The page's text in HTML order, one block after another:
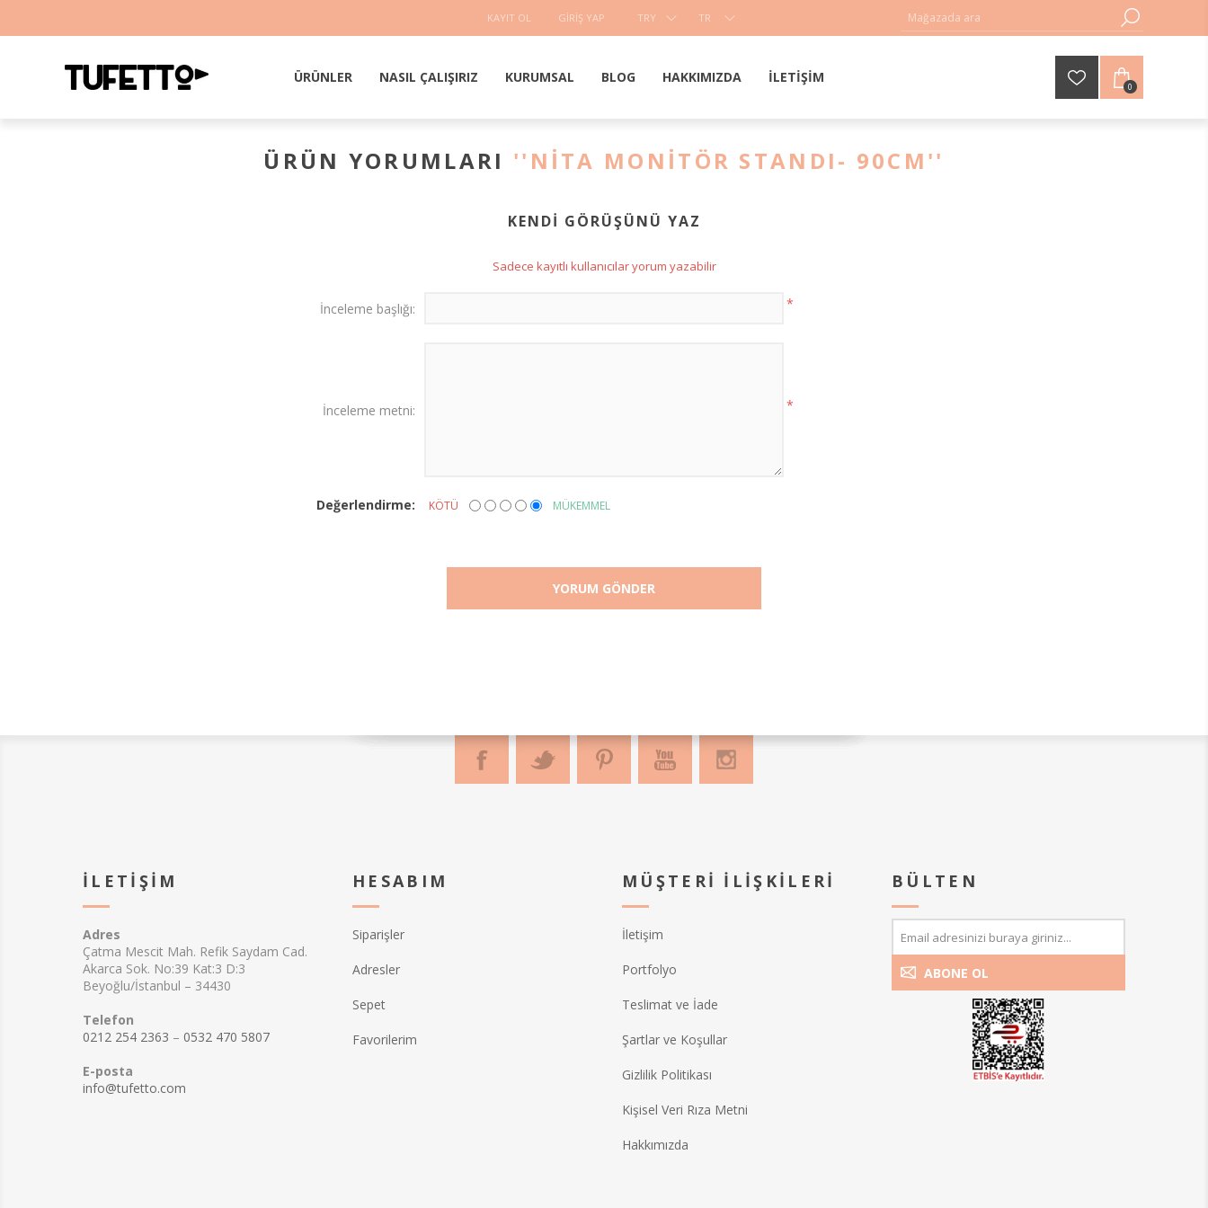
KAYIT OL GIRIŞ YAP TRY TR
ÜRÜNLER NASIL ÇALIŞIRIZ KURUMSAL BLOG HAKKIMIZDA İLETIŞIM
0
ÜRÜN YORUMLARI NITA MONITÖR STANDI- 90CM
KENDI GÖRÜŞÜNÜ YAZ
Sadece kayıtlı kullanıcılar yorum yazabilir
İnceleme başlığı: *
İnceleme metni: *
Değerlendirme: KÖTÜ MÜKEMMEL
İLETIŞIM
Adres
Çatma Mescit Mah. Refik Saydam Cad.
Akarca Sok. No:39 Kat:3 D:3
Beyoğlu/İstanbul – 34430
Telefon
0212 254 2363 – 0532 470 5807
E-posta
info@tufetto.com
HESABIM
Siparişler
Adresler
Sepet
Favorilerim
MÜŞTERI İLIŞKILERI
İletişim
Portfolyo
Teslimat ve İade
Şartlar ve Koşullar
Gizlilik Politikası
Kişisel Veri Rıza Metni
Hakkımızda
BÜLTEN